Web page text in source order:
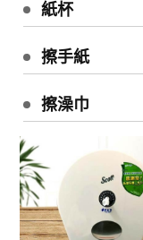
紙杯
擦手紙
擦澡巾